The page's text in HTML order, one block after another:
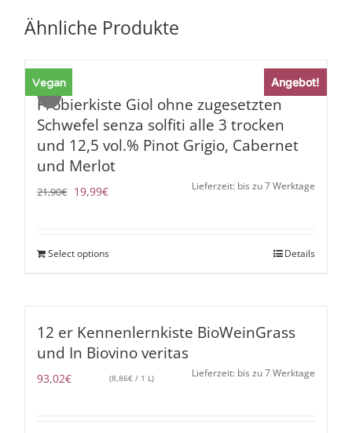
Ähnliche Produkte
Sale!
Vegan Angebot!
Probierkiste Giol ohne zugesetzten
Schwefel senza solfiti alle 3 trocken
und 12,5 vol.% Pinot Grigio, Cabernet
und Merlot
21,90€ Ursprünglicher
19,99€Aktueller
Lieferzeit: bis zu 7 Werktage
Select options Details
12 er Kennenlernkiste BioWeinGrass
und In Biovino veritas
93,02€ (8,86€ / 1 L) Lieferzeit: bis zu 7 Werktage